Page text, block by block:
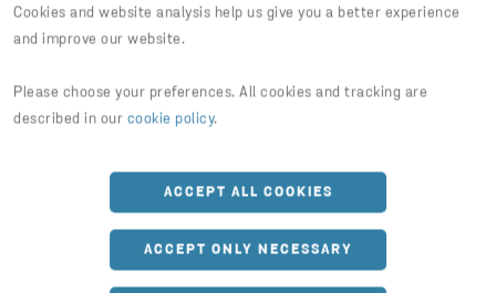
Cookies and website analysis help us give you a better experience
and improve our website.
Please choose your preferences. All cookies and tracking are
described in our cookie policy.
ACCEPT ALL COOKIES
ACCEPT ONLY NECESSARY
KÄRL & PLASTBACKAR
Wellvagn